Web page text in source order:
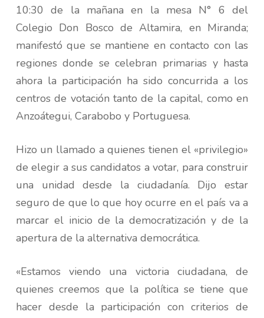
10:30 de la mañana en la mesa N° 6 del
Colegio Don Bosco de Altamira, en Miranda;
manifestó que se mantiene en contacto con las
regiones donde se celebran primarias y hasta
ahora la participación ha sido concurrida a los
centros de votación tanto de la capital, como en
Anzoátegui, Carabobo y Portuguesa.
Hizo un llamado a quienes tienen el «privilegio»
de elegir a sus candidatos a votar, para construir
una unidad desde la ciudadanía. Dijo estar
seguro de que lo que hoy ocurre en el país va a
marcar el inicio de la democratización y de la
apertura de la alternativa democrática.
«Estamos viendo una victoria ciudadana, de
quienes creemos que la política se tiene que
hacer desde la participación con criterios de